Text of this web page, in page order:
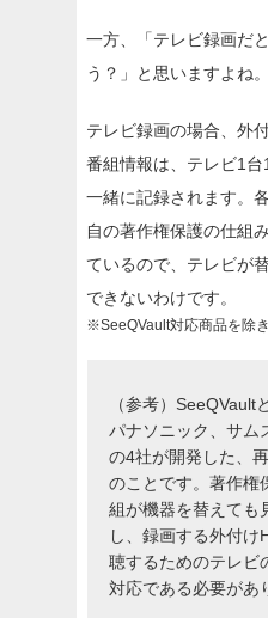
一方、「テレビ録画だ
う？」と思いますよね。
テレビ録画の場合、外
番組情報は、テレビ1
一緒に記録されます。
自の著作権保護の仕組
ているので、テレビが
できないわけです。
※SeeQVault対応商品を除き
（参考）SeeQVault
パナソニック、サム
の4社が開発した、
のことです。著作権
組が機器を替えても
し、録画する外付け
聴するためのテレビ
対応である必要があ